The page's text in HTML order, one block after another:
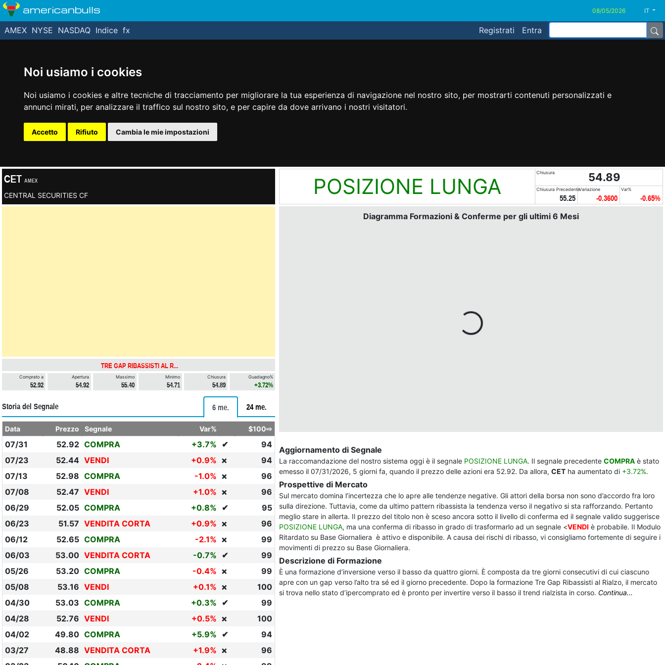
Noi usiamo i cookies
Noi usiamo i cookies e altre tecniche di tracciamento per migliorare la tua esperienza di navigazione nel nostro sito, per mostrarti contenuti personalizzati e
annunci mirati, per analizzare il traffico sul nostro sito, e per capire da dove arrivano i nostri visitatori.
Accetto Rifiuto Cambia le mie impostazioni
americanbulls IT
Registrati Entra
AMEX NYSE NASDAQ Indice fx
CET AMEX
CENTRAL SECURITIES CF POSIZIONE LUNGA
Chiusura 54.89
Chiusura Precedente
55.25
Variazione
-0.3600
Var%
-0.65%
TRE GAP RIBASSISTI AL R...
Comprato a
52.92
Apertura
54.92
Massimo
55.40
Minimo
54.71
Chiusura
54.89
Guadagno%
+3.72%
Storia del Segnale 6 me. 24 me.
Data Prezzo Segnale Var% $100⇨
07/31 52.92 COMPRA +3.7% ✔
94
07/23
52.44 VENDI +0.9% ❌
94
07/13
52.98 COMPRA -1.0% ❌
96
07/08
52.47 VENDI +1.0% ❌
96
06/29
52.05 COMPRA +0.8% ✔
95
06/23
51.57 VENDITA CORTA +0.9% ❌
96
06/12
52.65 COMPRA -2.1% ❌
99
06/03
53.00 VENDITA CORTA -0.7% ✔
99
05/26
53.20 COMPRA -0.4% ❌
99
05/08
53.16 VENDI +0.1% ❌
100
04/30
53.03 COMPRA +0.3% ✔
99
04/28
52.76 VENDI +0.5% ❌
100
04/02
49.80 COMPRA +5.9% ✔
94
03/27
48.88 VENDITA CORTA +1.9% ❌
96
Diagramma Formazioni & Conferme per gli ultimi 6 Mesi
Aggiornamento di Segnale
La raccomandazione del nostro sistema oggi è il segnale POSIZIONE LUNGA. Il segnale precedente COMPRA è stato
emesso il 07/31/2026, 5 giorni fa, quando il prezzo delle azioni era 52.92. Da allora, CET ha aumentato di +3.72%.
Prospettive di Mercato
Sul mercato domina l’incertezza che lo apre alle tendenze negative. Gli attori della borsa non sono d’accordo fra loro
sulla direzione. Tuttavia, come da ultimo pattern ribassista la tendenza verso il negativo si sta rafforzando. Pertanto
meglio stare in allerta. Il prezzo del titolo non è sceso ancora sotto il livello di conferma ed il segnale valido suggerisce
POSIZIONE LUNGA, ma una conferma di ribasso in grado di trasformarlo ad un segnale <VENDI è probabile. Il Modulo
Ritardato su Base Giornaliera è attivo e disponibile. A causa dei rischi di ribasso, vi consigliamo fortemente di seguire i
movimenti di prezzo su Base Giornaliera.
Descrizione di Formazione
È una formazione d’inversione verso il basso da quattro giorni. È composta da tre giorni consecutivi di cui ciascuno
apre con un gap verso l’alto tra sé ed il giorno precedente. Dopo la formazione Tre Gap Ribassisti al Rialzo, il mercato
si trova nello stato d’ipercomprato ed è pronto per invertire verso il basso il trend rialzista in corso. Continua...